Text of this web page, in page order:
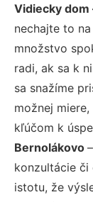
Vidiecky
nechajte to
množstvo
radi, ak sa k
sa snažíme
možnej
kľúčom k
Bernolákovo
konzultácie či
istotu, že